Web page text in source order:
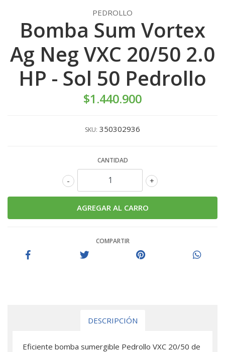
PEDROLLO
Bomba Sum Vortex
Ag Neg VXC 20/50 2.0
HP - Sol 50 Pedrollo
$1.440.900
SKU: 350302936
CANTIDAD
+
-
COMPARTIR
DESCRIPCIÓN
Eficiente bomba sumergible Pedrollo VXC 20/50 de